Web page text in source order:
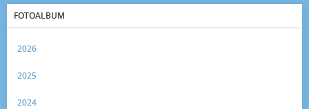
FOTOALBUM
2026
2025
2024